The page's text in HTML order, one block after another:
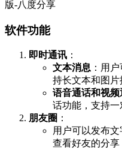
软件功能
即时通讯 ：
文本消息 ：用
持长文本和图片
语音通话和视频
话功能，支持一
朋友圈 ：
用户可以发布
查看好友的分享